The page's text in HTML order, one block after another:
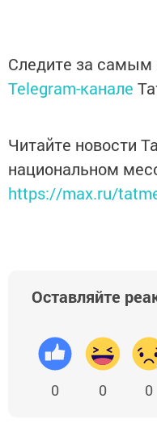
Следите за
Telegram-канале
Читайте новости
национальном
https://max.ru/
Оставляйте
0 0 0